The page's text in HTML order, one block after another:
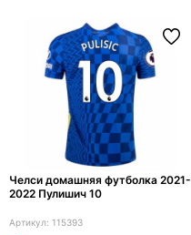
Челси домашняя футболка 2021-
2022 Пулишич 10
115393